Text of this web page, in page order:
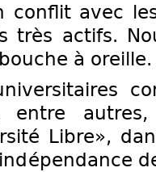
conflit avec
très actifs.
à oreille.
entre
Libre»,